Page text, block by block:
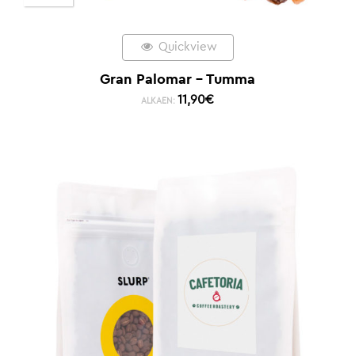
Quickview
Gran Palomar – Tumma
ALKAEN: 11,90€